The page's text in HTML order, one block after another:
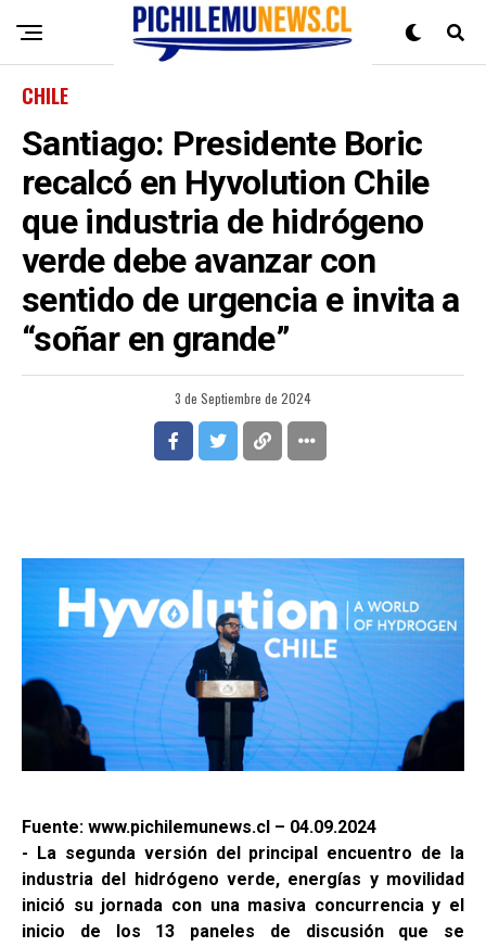
CHILE
Santiago: Presidente Boric
recalcó en Hyvolution Chile
que industria de hidrógeno
verde debe avanzar con
sentido de urgencia e invita a
“soñar en grande”
3 de Septiembre de 2024
Fuente: www.pichilemunews.cl – 04.09.2024
- La segunda versión del principal encuentro de la
industria del hidrógeno verde, energías y movilidad
inició su jornada con una masiva concurrencia y el
inicio de los 13 paneles de discusión que se